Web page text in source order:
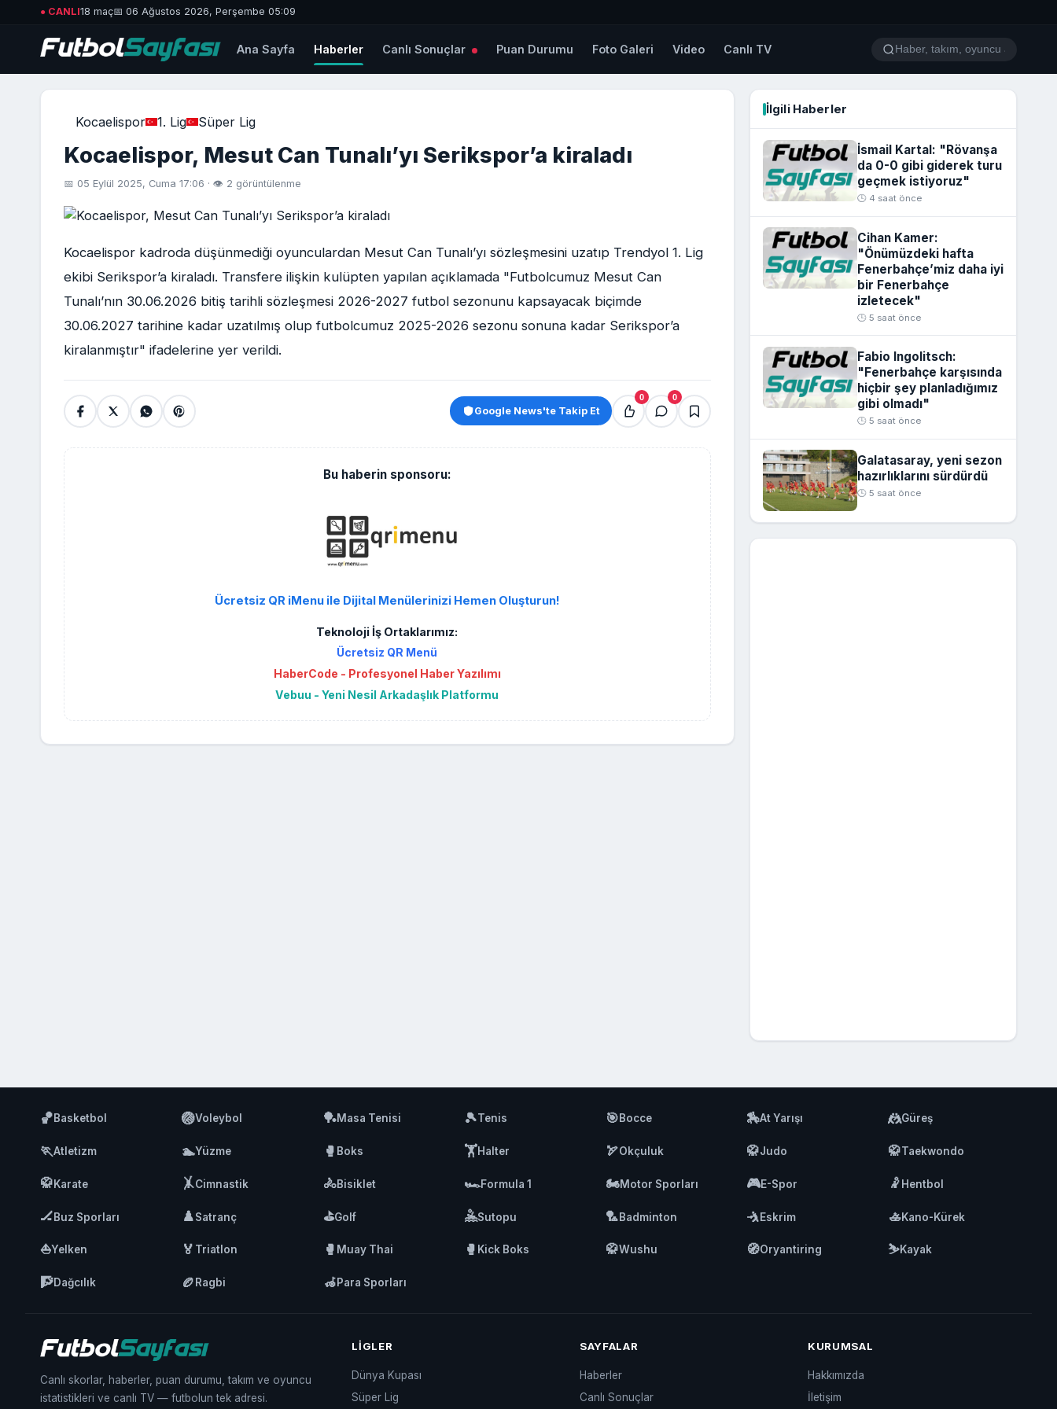
● CANLI18 maç📅 06 Ağustos 2026, Perşembe 05:09
Ana Sayfa Haberler Canlı Sonuçlar Puan Durumu Foto Galeri Video Canlı TV
Kocaelispor 1. Lig Süper Lig
Kocaelispor, Mesut Can Tunalı’yı Serikspor’a kiraladı
📅 05 Eylül 2025, Cuma 17:06 · 👁 2 görüntülenme
Kocaelispor kadroda düşünmediği oyunculardan Mesut Can Tunalı’yı sözleşmesini uzatıp Trendyol 1. Lig
ekibi Serikspor’a kiraladı. Transfere ilişkin kulüpten yapılan açıklamada "Futbolcumuz Mesut Can
Tunalı’nın 30.06.2026 bitiş tarihli sözleşmesi 2026-2027 futbol sezonunu kapsayacak biçimde
30.06.2027 tarihine kadar uzatılmış olup futbolcumuz 2025-2026 sezonu sonuna kadar Serikspor’a
kiralanmıştır" ifadelerine yer verildi.
Google News'te Takip Et
0 0
Bu haberin sponsoru:
Ücretsiz QR iMenu ile Dijital Menülerinizi Hemen Oluşturun!
Teknoloji İş Ortaklarımız:
Ücretsiz QR Menü
HaberCode - Profesyonel Haber Yazılımı
Vebuu - Yeni Nesil Arkadaşlık Platformu
İlgili Haberler
İsmail Kartal: "Rövanşa
da 0-0 gibi giderek turu
geçmek istiyoruz"
🕒 4 saat önce
Cihan Kamer:
"Önümüzdeki hafta
Fenerbahçe’miz daha iyi
bir Fenerbahçe
izletecek"
🕒 5 saat önce
Fabio Ingolitsch:
"Fenerbahçe karşısında
hiçbir şey planladığımız
gibi olmadı"
🕒 5 saat önce
Galatasaray, yeni sezon
hazırlıklarını sürdürdü
🕒 5 saat önce
🏀Basketbol 🏐Voleybol 🏓Masa Tenisi 🎾Tenis 🎯Bocce 🏇At Yarışı 🤼Güreş
🏃Atletizm 🏊Yüzme 🥊 Boks 🏋️Halter 🏹Okçuluk 🥋Judo 🥋Taekwondo
🥋Karate 🤸Cimnastik 🚴Bisiklet 🏎️Formula 1 🏍️Motor Sporları 🎮E-Spor 🤾 Hentbol
🏒Buz Sporları ♟️Satranç ⛳Golf 🤽Sutopu 🏸Badminton 🤺Eskrim 🚣Kano-Kürek
⛵Yelken 🏅 Triatlon 🥊 Muay Thai 🥊 Kick Boks 🥋Wushu 🧭Oryantiring ⛷️Kayak
🧗Dağcılık 🏉 Ragbi 🦽Para Sporları
Canlı skorlar, haberler, puan durumu, takım ve oyuncu
istatistikleri ve canlı TV — futbolun tek adresi.
LIGLER
Dünya Kupası
Süper Lig
SAYFALAR
Haberler
Canlı Sonuçlar
KURUMSAL
Hakkımızda
İletişim